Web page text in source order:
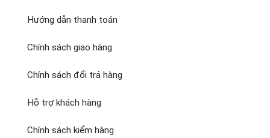
Hướng dẫn thanh toán
Chính sách giao hàng
Chính sách đổi trả hàng
Hỗ trợ khách hàng
Chính sách kiểm hàng